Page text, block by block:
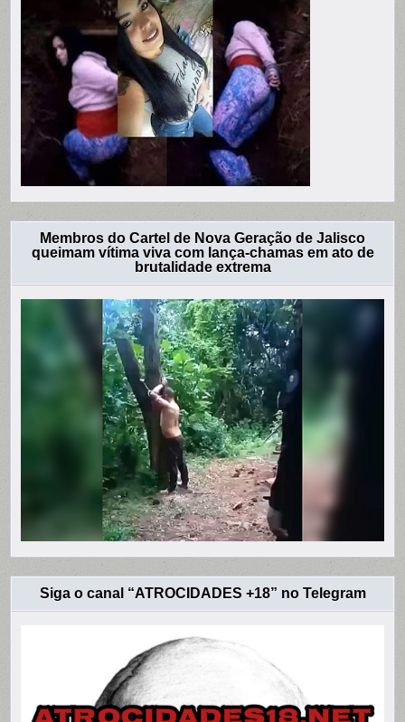
Membros do Cartel de Nova Geração de Jalisco
queimam vítima viva com lança-chamas em ato de
brutalidade extrema
Siga o canal “ATROCIDADES +18” no Telegram